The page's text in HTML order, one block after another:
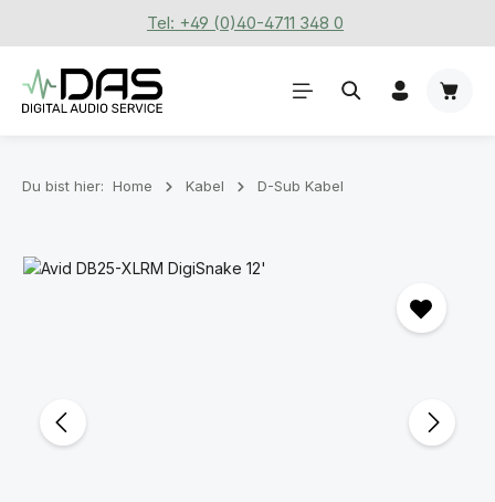
Zum Hauptinhalt springenTel: +49 (0)40-4711 348 0
Du bist hier: Home Kabel D-Sub Kabel
Bildergalerie überspringen